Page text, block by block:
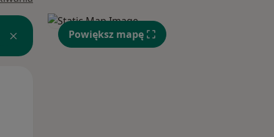
Powiększ mapę